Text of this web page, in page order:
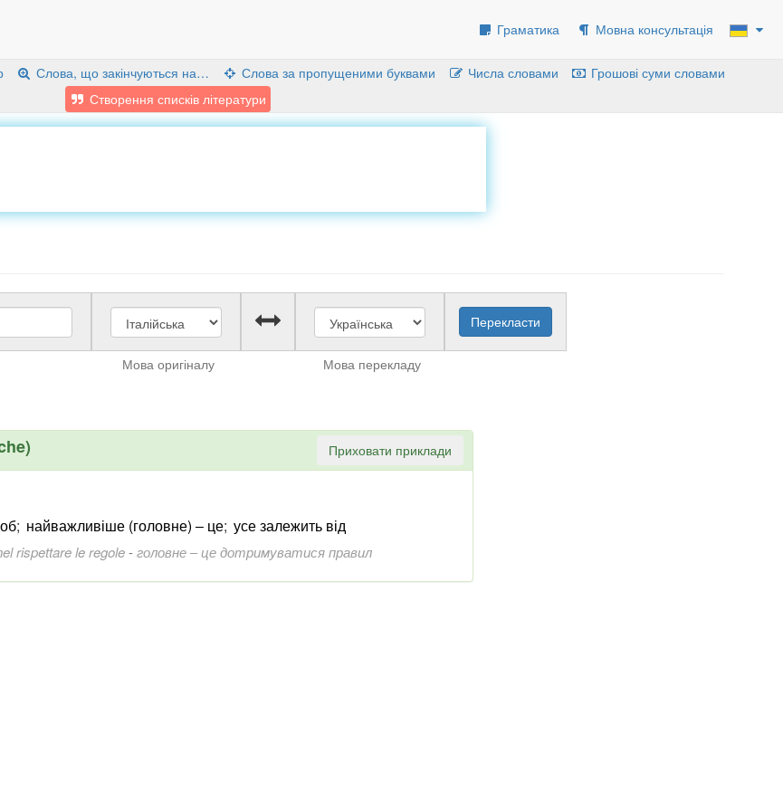
Граматика Мовна консультація
Слова, що закінчуються на… Слова за пропущеними буквами Числа словами
Грошові суми словами
Створення списків літератури
Мова оригіналу Мова перекладу
Приховати приклади
; найважливіше (головне) ‒ це; усе залежить від
rispettare le regole-головне ‒ це дотримуватися правил